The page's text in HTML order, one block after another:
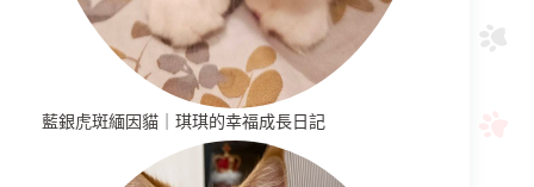
藍銀虎斑緬因貓｜琪琪的幸福成長日記